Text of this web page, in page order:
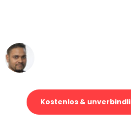
Kostenlos &